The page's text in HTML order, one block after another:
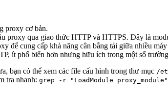
proxy cơ bản.
proxy qua giao thức HTTP và HTTPS. Đây là
để cung cấp khả năng cân bằng tải giữa nhiều
ít phổ biến hơn nhưng hữu ích trong một số
bạn có thể xem các file cấu hình trong thư mục /
tra nhanh: grep -r "LoadModule